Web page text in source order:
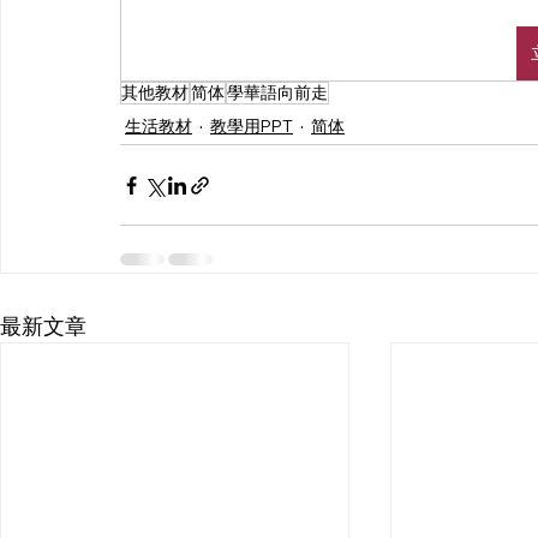
其他教材简体學華語向前走
生活教材
教學用PPT 简体
最新文章